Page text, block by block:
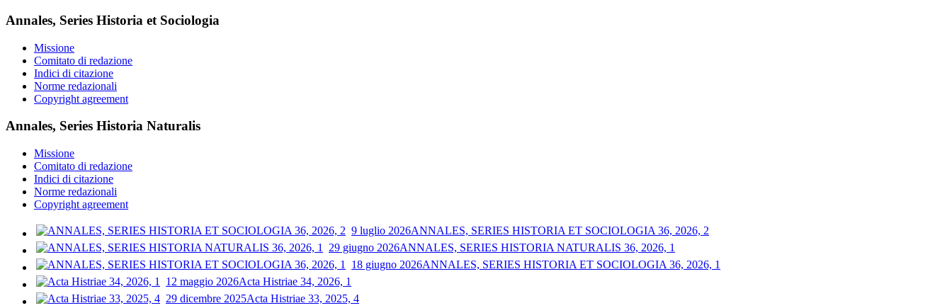
Annales, Series Historia et Sociologia
Missione
Comitato di redazione
Indici di citazione
Norme redazionali
Copyright agreement
Annales, Series Historia Naturalis
Missione
Comitato di redazione
Indici di citazione
Norme redazionali
Copyright agreement
9 luglio 2026ANNALES, SERIES HISTORIA ET SOCIOLOGIA 36, 2026, 2
29 giugno 2026ANNALES, SERIES HISTORIA NATURALIS 36, 2026, 1
18 giugno 2026ANNALES, SERIES HISTORIA ET SOCIOLOGIA 36, 2026, 1
12 maggio 2026Acta Histriae 34, 2026, 1
29 dicembre 2025Acta Histriae 33, 2025, 4